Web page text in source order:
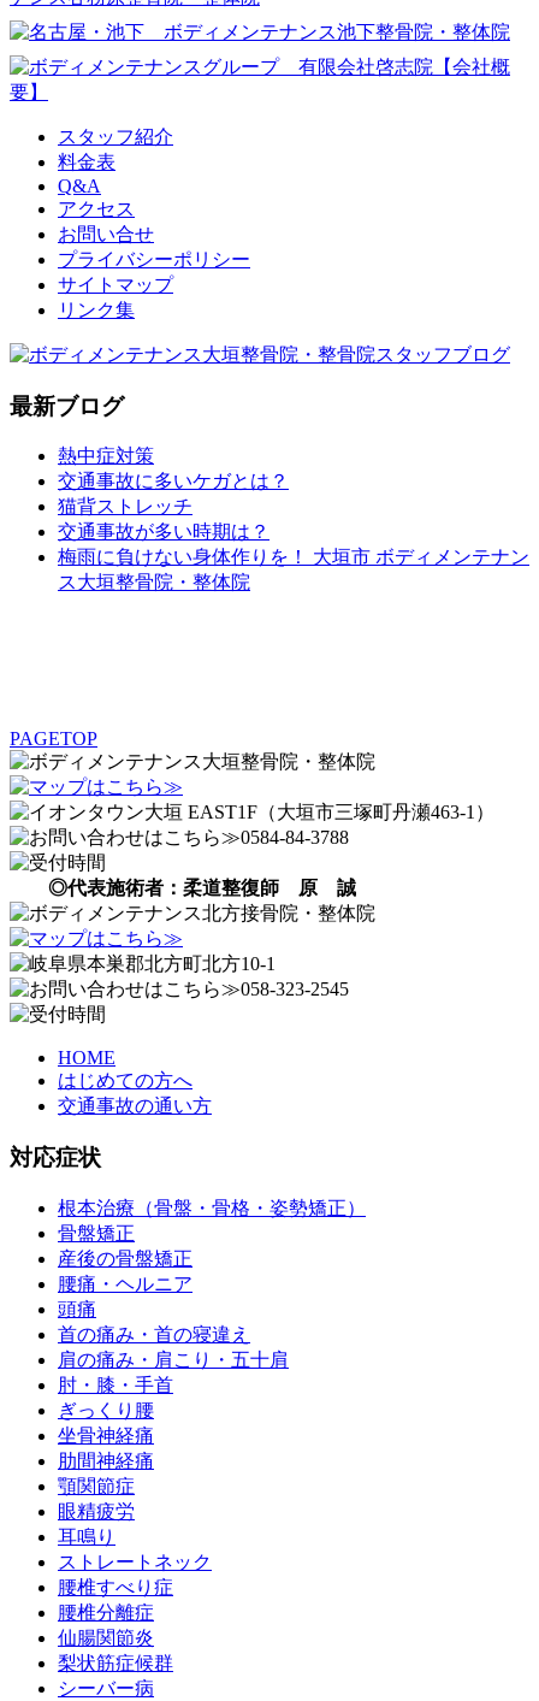
スタッフ紹介
料金表
Q&A
アクセス
お問い合せ
プライバシーポリシー
サイトマップ
リンク集
最新ブログ
熱中症対策
交通事故に多いケガとは？
猫背ストレッチ
交通事故が多い時期は？
梅雨に負けない身体作りを！ 大垣市 ボディメンテナン
ス大垣整骨院・整体院
PAGETOP
◎代表施術者：柔道整復師 原 誠
HOME
はじめての方へ
交通事故の通い方
対応症状
根本治療（骨盤・骨格・姿勢矯正）
骨盤矯正
産後の骨盤矯正
腰痛・ヘルニア
頭痛
首の痛み・首の寝違え
肩の痛み・肩こり・五十肩
肘・膝・手首
ぎっくり腰
坐骨神経痛
肋間神経痛
顎関節症
眼精疲労
耳鳴り
ストレートネック
腰椎すべり症
腰椎分離症
仙腸関節炎
梨状筋症候群
シーバー病